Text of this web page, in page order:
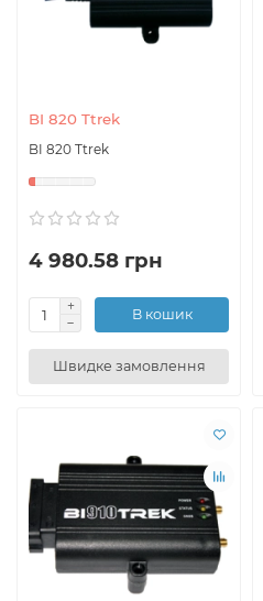
BI 820 Ttrek
BI 820 Ttrek
4 980.58 грн
В кошик
Швидке замовлення